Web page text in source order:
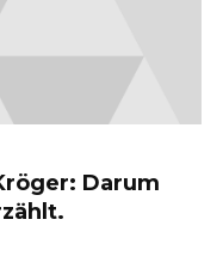
Darum